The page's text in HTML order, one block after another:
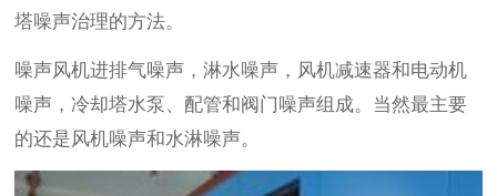
塔噪声治理的方法。
噪声风机进排气噪声，淋水噪声，风机减速器和电动机
噪声，冷却塔水泵、配管和阀门噪声组成。当然最主要
的还是风机噪声和水淋噪声。